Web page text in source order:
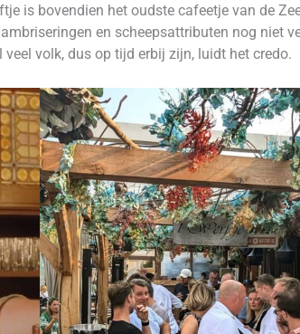
is bovendien het oudste cafeetje van de
en scheepsattributen nog niet
volk, dus op tijd erbij zijn, luidt het credo.